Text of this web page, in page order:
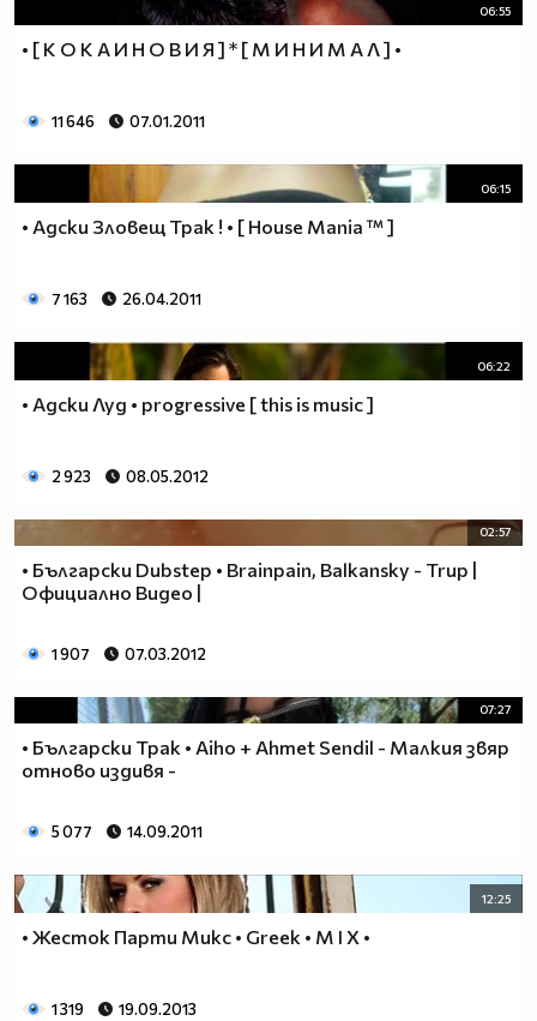
06:55
• [ К О К А И Н О В И Я ] * [ М И Н И М А Л ] •
11 646 07.01.2011
06:15
• Адски Зловещ Трак ! • [ House Mania ™ ]
7 163 26.04.2011
06:22
• Адски Луд • progressive [ this is music ]
2 923 08.05.2012
02:57
• Български Dubstep • Brainpain, Balkansky - Trup |
Официално Видео |
1 907 07.03.2012
07:27
• Български Трак • Aiho + Ahmet Sendil - Малкия звяр
отново издивя -
5 077 14.09.2011
12:25
• Жесток Парти Микс • Greek • M I X •
1 319 19.09.2013